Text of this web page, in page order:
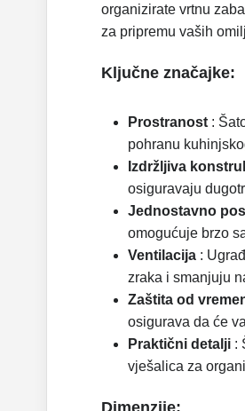
organizirate vrtnu
za pripremu vaših
Ključne značajke:
Prostranost :
pohranu
Izdržljiva
osiguravaju
Jednostavno
omogućuje brzo
Ventilacija :
zraka i smanjuju
Zaštita od
osigurava da će
Praktični detalji :
vješalica za
Dimenzije: